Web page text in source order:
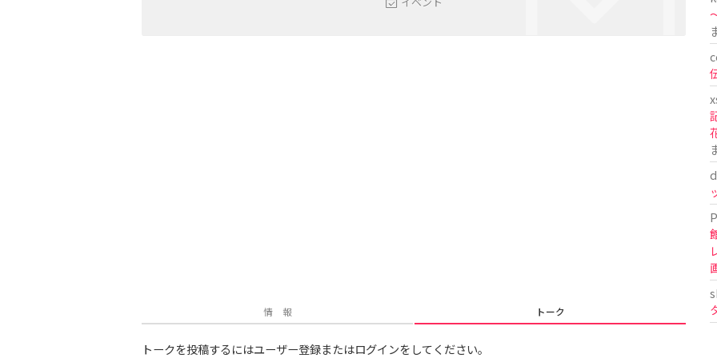
情 報 トーク
トークを投稿するにはユーザー登録またはログインをしてください。